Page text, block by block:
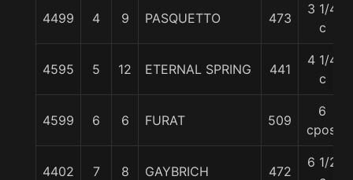
4499 4 9 PASQUETTO 473
3 1/4
c
4595 5 12 ETERNAL SPRING 441
4 1/4
c
4599 6 6 FURAT 509
6
cpos.
4402 7 8 GAYBRICH 472
6 1/2